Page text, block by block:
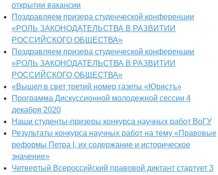
открытии вакансии
Поздравляем призера студенческой конференции
«РОЛЬ ЗАКОНОДАТЕЛЬСТВА В РАЗВИТИИ
РОССИЙСКОГО ОБЩЕСТВА»
Поздравляем призера студенческой конференции
«РОЛЬ ЗАКОНОДАТЕЛЬСТВА В РАЗВИТИИ
РОССИЙСКОГО ОБЩЕСТВА»
«Вышел в свет третий номер газеты «Юристъ»
Программа Дискуссионной молодежной сессии 4
декабря 2020
Наши студенты-призеры конкурса научных работ ВоГУ
Результаты конкурса научных работ на тему «Правовые
реформы Петра I, их содержание и историческое
значение»
Четвертый Всероссийский правовой диктант стартует 3